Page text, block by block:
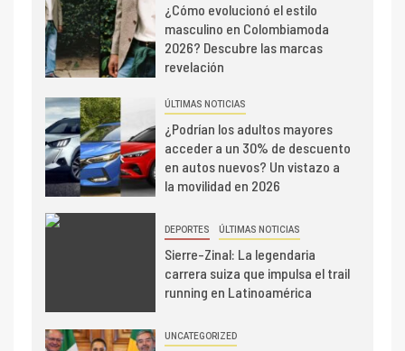
¿Cómo evolucionó el estilo
masculino en Colombiamoda
2026? Descubre las marcas
revelación
ÚLTIMAS NOTICIAS
¿Podrían los adultos mayores
acceder a un 30% de descuento
en autos nuevos? Un vistazo a
la movilidad en 2026
DEPORTES ÚLTIMAS NOTICIAS
Sierre-Zinal: La legendaria
carrera suiza que impulsa el trail
running en Latinoamérica
UNCATEGORIZED